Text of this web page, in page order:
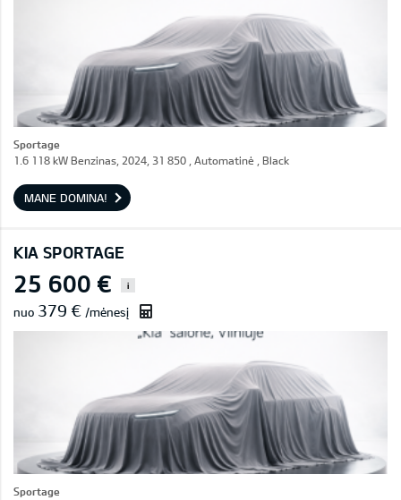
Sportage
1.6 118 kW Benzinas, 2024, 31 850 , Automatinė , Black
MANE DOMINA!
KIA SPORTAGE
25 600 € i
nuo 379 € /mėnesį
Sportage